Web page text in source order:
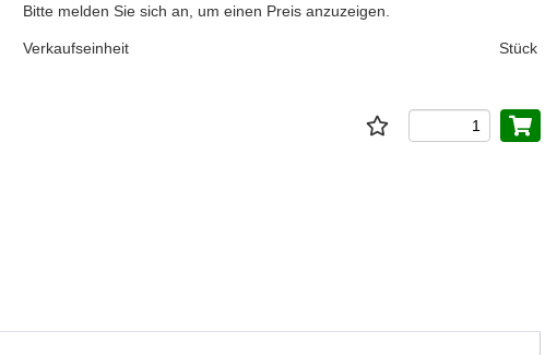
Bitte melden Sie sich an, um einen Preis anzuzeigen.
Verkaufseinheit Stück